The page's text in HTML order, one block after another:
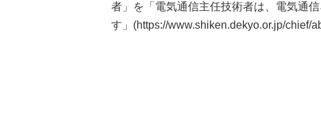
者」を「電気通信主任技術者は、電気通
す」(https://www.shiken.dekyo.or.jp/chief/